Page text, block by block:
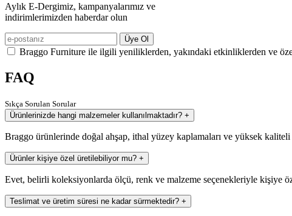
Aylık E-Dergimiz, kampanyalarımız ve
indirimlerimizden haberdar olun
Üye Ol
Braggo Furniture ile ilgili yeniliklerden, yakındaki etkinliklerden ve
FAQ
Sıkça Sorulan Sorular
Ürünlerinizde hangi malzemeler kullanılmaktadır? +
Braggo ürünlerinde doğal ahşap, ithal yüzey kaplamaları ve yüksek
Ürünler kişiye özel üretilebiliyor mu? +
Evet, belirli koleksiyonlarda ölçü, renk ve malzeme seçenekleriyle kişiye
Teslimat ve üretim süresi ne kadar sürmektedir? +